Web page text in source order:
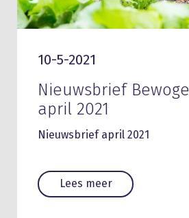
10-5-2021
Nieuwsbrief
april 2021
Nieuwsbrief april 2021
Lees meer